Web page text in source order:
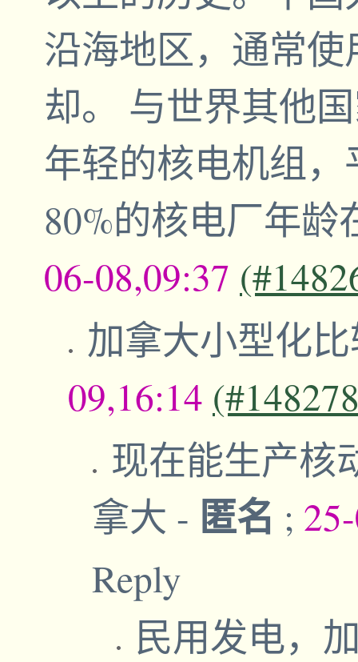
沿海地区，通常
却。 与世界其他
年轻的核电机组
80%的核电厂年
06-08,09:37
加拿大小型化
09,16:14
现在能生产核
拿大 - 匿名 ;
Reply
民用发电，